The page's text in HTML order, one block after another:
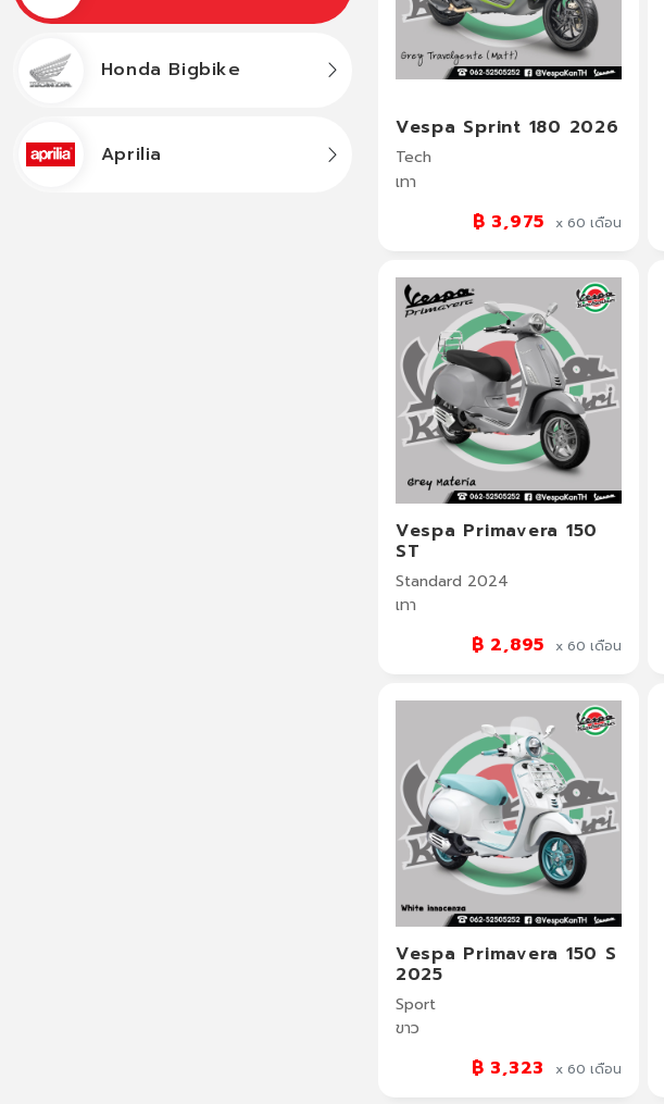
Honda Bigbike
Aprilia
Vespa Sprint 180 2026
Tech
เทา
฿ 3,975 x 60 เดือน
Vespa Primavera 150
ST
Standard 2024
เทา
฿ 2,895 x 60 เดือน
Vespa Primavera 150 S
2025
Sport
ขาว
฿ 3,323 x 60 เดือน